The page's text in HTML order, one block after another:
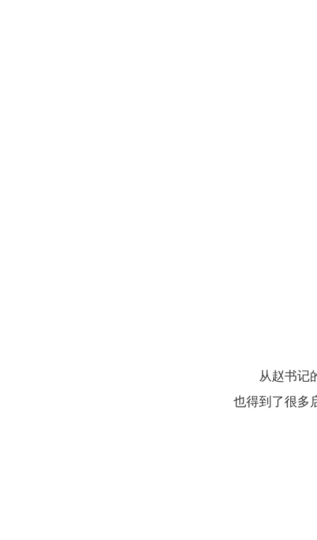
从赵书记
也得到了很多